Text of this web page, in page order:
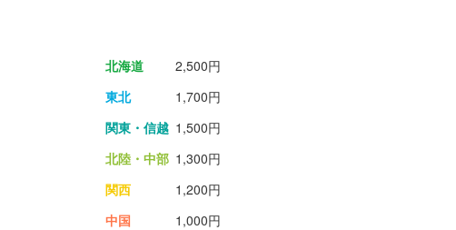
北海道
2,500円
東北
1,700円
関東・信越 1,500円
北陸・中部 1,300円
関西
1,200円
中国
1,000円